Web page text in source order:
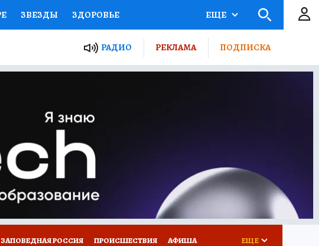
ЗВЕЗДЫ ЗДОРОВЬЕ
ПРОЕКТЫ РОССИИ
СЕКРЕТЫ ПУТЕВОДИТЕЛЬ
ГИД ПОТРЕБИТЕЛЯ
ЕЩЕ
РАДИО РЕКЛАМА ПОДПИСКА
ЗАПОВЕДНАЯ РОССИЯ ПРОИСШЕСТВИЯ АФИША ЕЩЕ